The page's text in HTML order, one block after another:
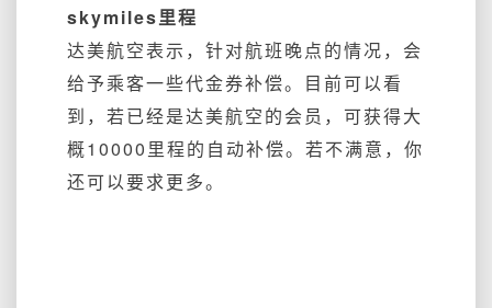
skymiles里程
达美航空表示，针对航班晚点的情况，会
给予乘客一些代金券补偿。目前可以看
到，若已经是达美航空的会员，可获得大
概10000里程的自动补偿。若不满意，你
还可以要求更多。